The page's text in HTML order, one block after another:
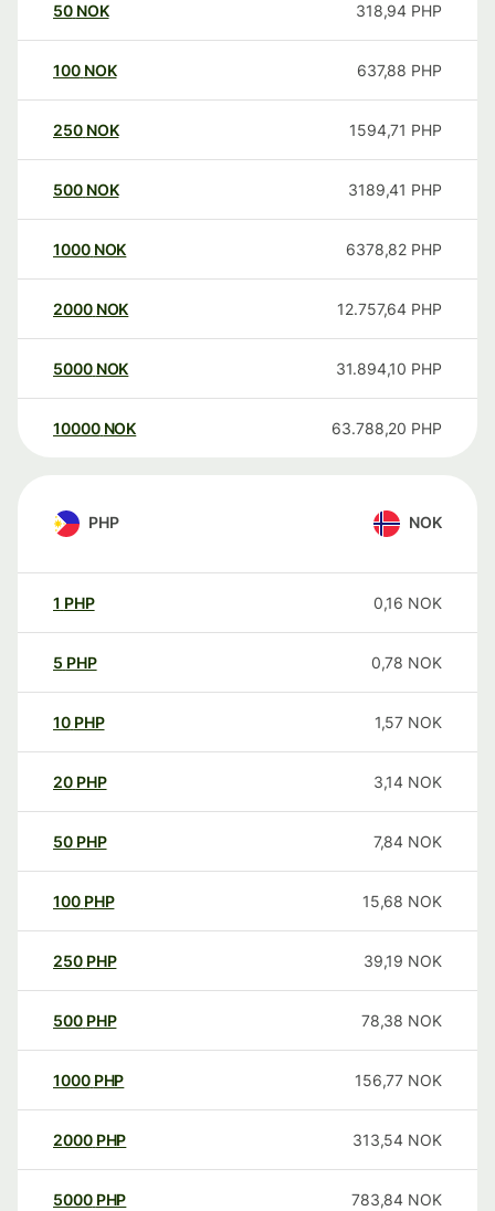
50 NOK 318,94 PHP
100 NOK 637,88 PHP
250 NOK 1594,71 PHP
500 NOK 3189,41 PHP
1000 NOK 6378,82 PHP
2000 NOK 12.757,64 PHP
5000 NOK 31.894,10 PHP
10000 NOK 63.788,20 PHP
PHP NOK
1 PHP 0,16 NOK
5 PHP 0,78 NOK
10 PHP 1,57 NOK
20 PHP 3,14 NOK
50 PHP 7,84 NOK
100 PHP 15,68 NOK
250 PHP 39,19 NOK
500 PHP 78,38 NOK
1000 PHP 156,77 NOK
2000 PHP 313,54 NOK
5000 PHP 783,84 NOK